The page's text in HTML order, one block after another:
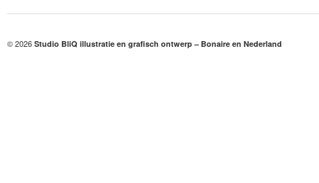
© 2026 Studio BliQ illustratie en grafisch ontwerp – Bonaire en Nederland